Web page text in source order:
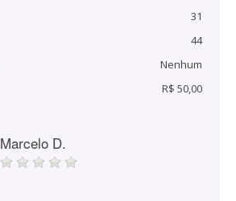
31
44
Nenhum
R$ 50,00
Marcelo D.